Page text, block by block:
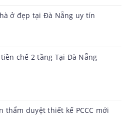
ở đẹp tại Đà Nẵng uy tín
chế 2 tầng Tại Đà Nẵng
thẩm duyệt thiết kế PCCC mới